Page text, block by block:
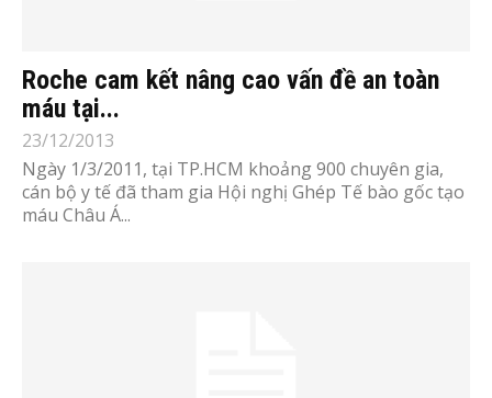
Roche cam kết nâng cao vấn đề an toàn
máu tại...
23/12/2013
Ngày 1/3/2011, tại TP.HCM khoảng 900 chuyên gia,
cán bộ y tế đã tham gia Hội nghị Ghép Tế bào gốc tạo
máu Châu Á...